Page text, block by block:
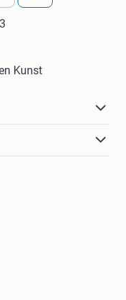
Kunst